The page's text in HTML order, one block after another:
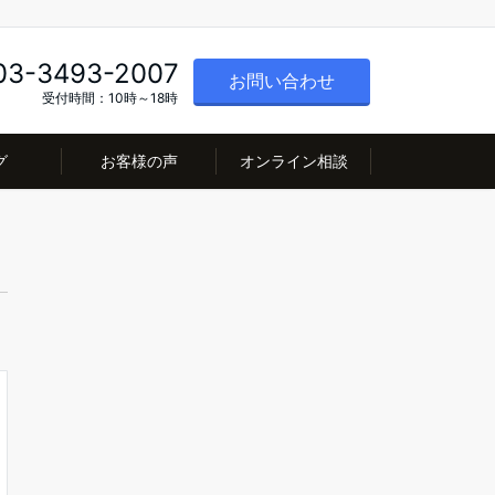
3493-2007
受付時間：10時～18時
お問い合わせ
お客様の声 オンライン相談